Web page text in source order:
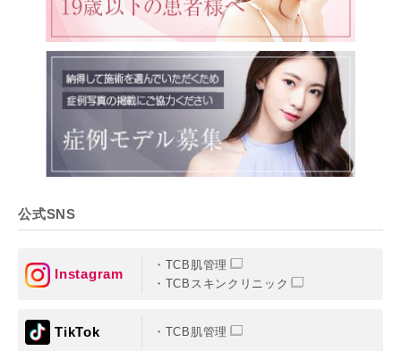
公式SNS
Instagram
TCB肌管理
TCBスキンクリニック
TikTok TCB肌管理